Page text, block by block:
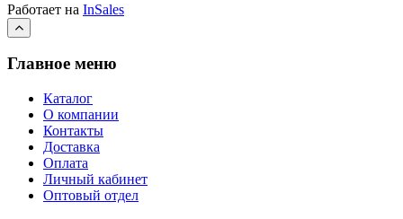
Работает на InSales
Главное меню
Каталог
О компании
Контакты
Доставка
Оплата
Личный кабинет
Оптовый отдел